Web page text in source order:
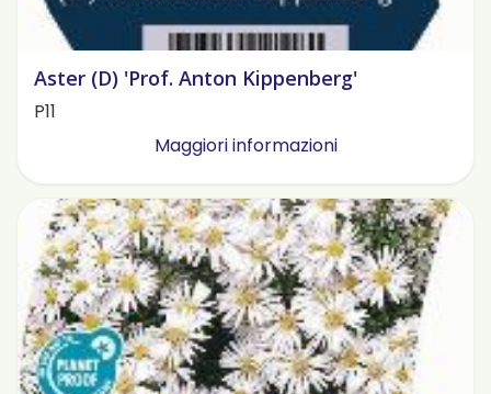
Aster (D) 'Prof. Anton Kippenberg'
P11
Maggiori informazioni